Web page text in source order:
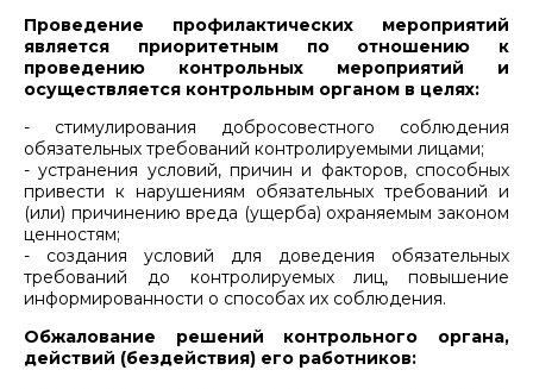
Проведение профилактических мероприятий
является приоритетным по отношению к
проведению контрольных мероприятий и
осуществляется контрольным органом в целях:
- стимулирования добросовестного соблюдения
обязательных требований контролируемыми лицами;
- устранения условий, причин и факторов, способных
привести к нарушениям обязательных требований и
(или) причинению вреда (ущерба) охраняемым законом
ценностям;
- создания условий для доведения обязательных
требований до контролируемых лиц, повышение
информированности о способах их соблюдения.
Обжалование решений контрольного органа,
действий (бездействия) его работников: